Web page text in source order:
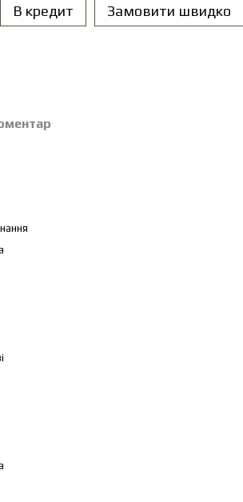
В кредит Замовити швидко